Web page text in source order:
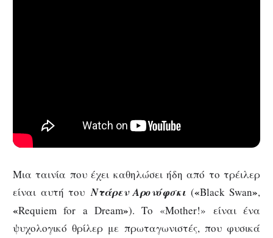
Μια ταινία που έχει καθηλώσει ήδη από το τρέιλερ
είναι αυτή τουΝτάρεν Αρονόφσκι («Black Swan»,
«Requiem for a Dream»). Το «Mother!» είναι ένα
ψυχολογικό θρίλερ με πρωταγωνιστές, που φυσικά